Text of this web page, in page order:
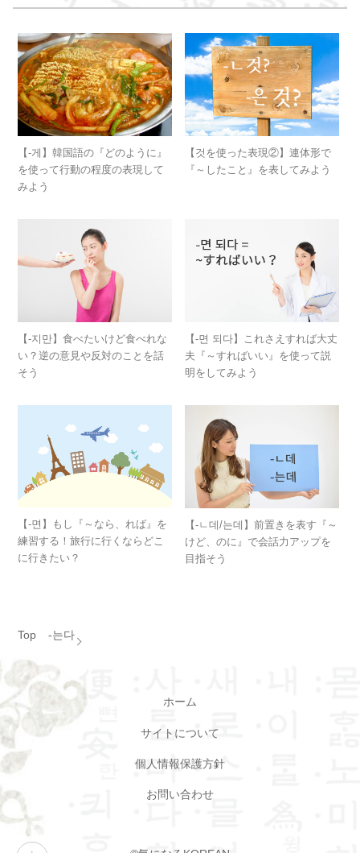
【-게】韓国語の『どのように』
を使って行動の程度の表現して
みよう
【것を使った表現②】連体形で
『～したこと』を表してみよう
【-지만】食べたいけど食べれな
い？逆の意見や反対のことを話
そう
【-면 되다】これさえすれば大丈
夫『～すればいい』を使って説
明をしてみよう
【-면】もし『～なら、れば』を
練習する！旅行に行くならどこ
に行きたい？
【-ㄴ데/는데】前置きを表す『～
けど、のに』で会話力アップを
目指そう
Top -는다
ホーム
サイトについて
個人情報保護方針
お問い合わせ